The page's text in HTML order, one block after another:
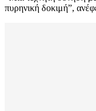
πυρηνική δοκιμή”,